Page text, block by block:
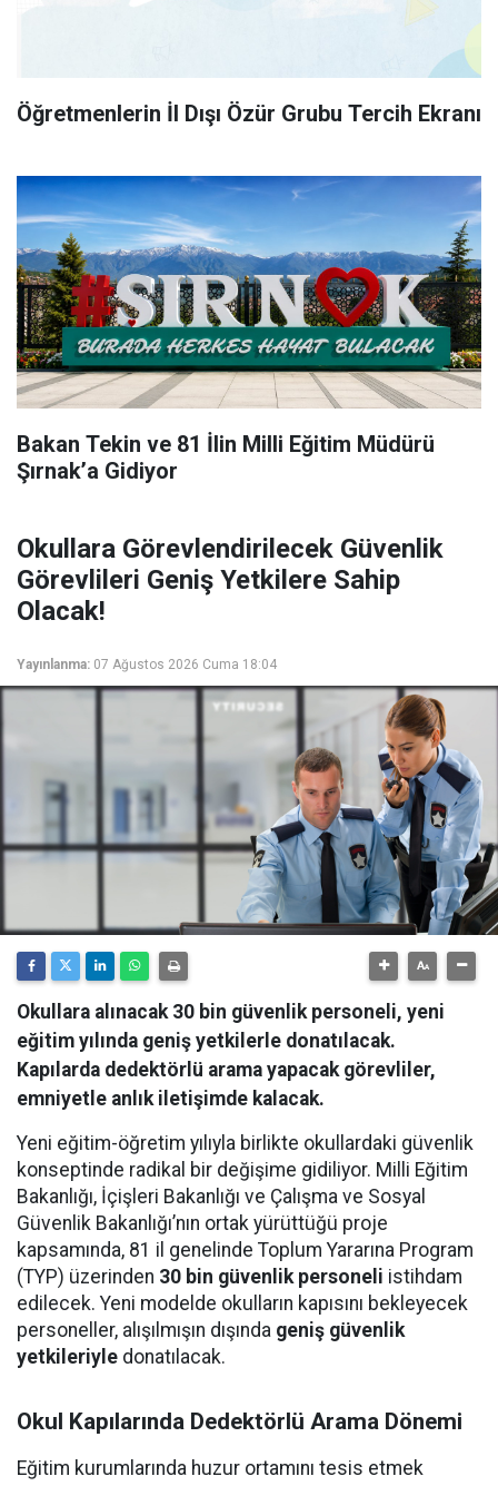
Öğretmenlerin İl Dışı Özür Grubu Tercih Ekranı
Bakan Tekin ve 81 İlin Milli Eğitim Müdürü
Şırnak’a Gidiyor
Okullara Görevlendirilecek Güvenlik
Görevlileri Geniş Yetkilere Sahip
Olacak!
Yayınlanma: 07 Ağustos 2026 Cuma 18:04
Okullara alınacak 30 bin güvenlik personeli, yeni
eğitim yılında geniş yetkilerle donatılacak.
Kapılarda dedektörlü arama yapacak görevliler,
emniyetle anlık iletişimde kalacak.
Yeni eğitim-öğretim yılıyla birlikte okullardaki güvenlik
konseptinde radikal bir değişime gidiliyor. Milli Eğitim
Bakanlığı, İçişleri Bakanlığı ve Çalışma ve Sosyal
Güvenlik Bakanlığı’nın ortak yürüttüğü proje
kapsamında, 81 il genelinde Toplum Yararına Program
(TYP) üzerinden 30 bin güvenlik personeli istihdam
edilecek. Yeni modelde okulların kapısını bekleyecek
personeller, alışılmışın dışında geniş güvenlik
yetkileriyle donatılacak.
Okul Kapılarında Dedektörlü Arama Dönemi
Eğitim kurumlarında huzur ortamını tesis etmek